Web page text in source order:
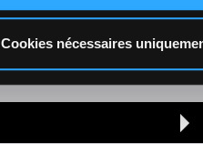
Cookies nécessaires
8,00 €